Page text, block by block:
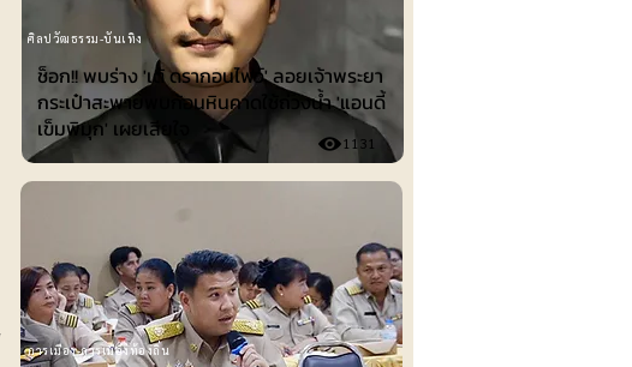
ช็อก!! พบร่าง 'เต้ ดรากอนไฟว์' ลอยเจ้าพระยา
กระเป๋าสะพายพบก้อนหินคาดใช้ถ่วงน้ำ 'แอนดี้
เข็มพิมุก' เผยเสียใจ
1131
ศิลปวัฒธรรม-บันเทิง
การเมือง-การเมืองท้องถิ่น